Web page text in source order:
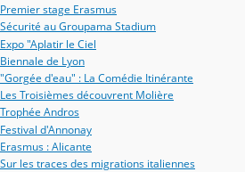
Premier stage Erasmus
Sécurité au Groupama Stadium
Expo "Aplatir le Ciel
Biennale de Lyon
"Gorgée d'eau" : La Comédie Itinérante
Les Troisièmes découvrent Molière
Trophée Andros
Festival d'Annonay
Erasmus : Alicante
Sur les traces des migrations italiennes